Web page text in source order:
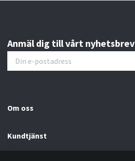
Anmäl dig till vårt nyhetsbrev
Om oss
Kundtjänst